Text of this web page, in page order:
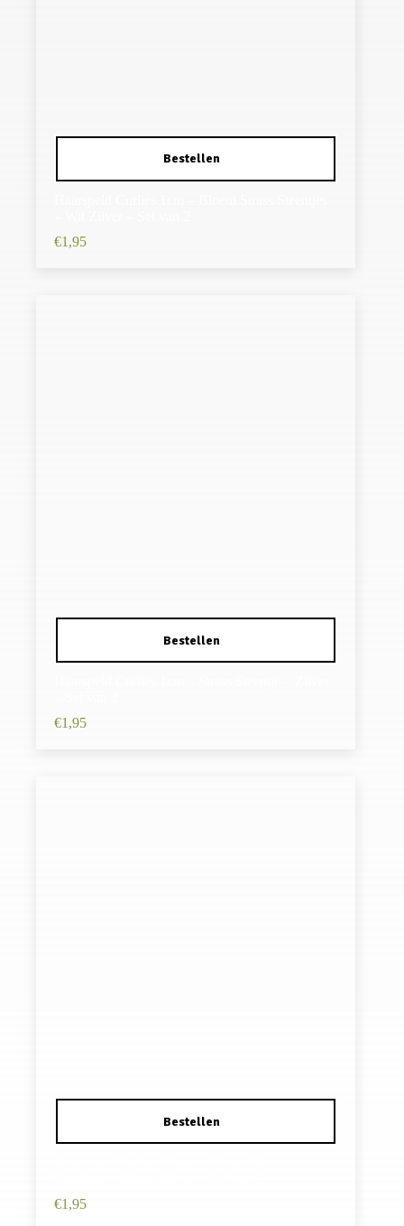
€1,95
€1,95
€1,95